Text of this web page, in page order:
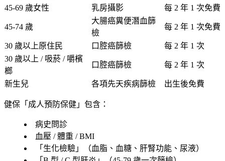
45-69 歲女性
乳房攝影 每 2 年 1 次免費
45-74 歲
大腸癌糞便潛血篩
檢
每 2 年 1 次免費
30 歲以上原住民 口腔癌篩檢
每 2 年 1 次
30 歲以上 / 吸菸 / 嚼檳
榔
口腔癌篩檢 每 2 年 1 次
新生兒 各項先天疾病篩檢 出生後免費
健保「 成人預防保健 」包含 ：
病史問診
血壓 / 體重 / BMI
「生化檢驗」（血脂、血糖、肝腎功能、尿液）